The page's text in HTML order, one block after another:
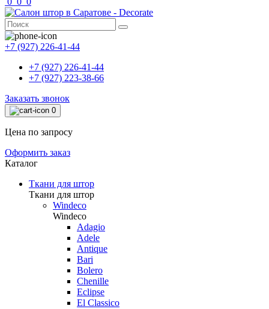
+7 (927) 226-41-44
+7 (927) 226-41-44
+7 (927) 223-38-66
Заказать звонок
0
Цена по запросу
Оформить заказ
Каталог
Ткани для штор
Ткани для штор
Windeco
Windeco
Adagio
Adele
Antique
Bari
Bolero
Chenille
Eclipse
El Classico